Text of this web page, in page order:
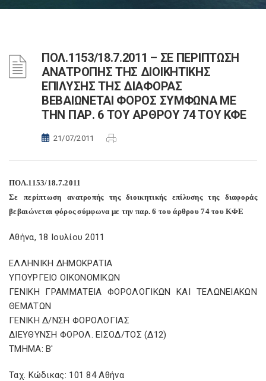
ΠΟΛ.1153/18.7.2011 – ΣΕ ΠΕΡΙΠΤΩΣΗ
ΑΝΑΤΡΟΠΗΣ ΤΗΣ ΔΙΟΙΚΗΤΙΚΗΣ
ΕΠΙΛΥΣΗΣ ΤΗΣ ΔΙΑΦΟΡΑΣ
ΒΕΒΑΙΩΝΕΤΑΙ ΦΟΡΟΣ ΣΥΜΦΩΝΑ ΜΕ
ΤΗΝ ΠΑΡ. 6 ΤΟΥ ΑΡΘΡΟΥ 74 ΤΟΥ ΚΦΕ
21/07/2011
ΠΟΛ.1153/18.7.2011
Σε περίπτωση ανατροπής της διοικητικής επίλυσης της διαφοράς
βεβαιώνεται φόρος σύμφωνα με την παρ. 6 του άρθρου 74 του ΚΦΕ
Αθήνα, 18 Ιουλίου 2011
ΕΛΛΗΝΙΚΗ ΔΗΜΟΚΡΑΤΙΑ
ΥΠΟΥΡΓΕΙΟ ΟΙΚΟΝΟΜΙΚΩΝ
ΓΕΝΙΚΗ ΓΡΑΜΜΑΤΕΙΑ ΦΟΡΟΛΟΓΙΚΩΝ ΚΑΙ ΤΕΛΩΝΕΙΑΚΩΝ
ΘΕΜΑΤΩΝ
ΓΕΝΙΚΗ Δ/ΝΣΗ ΦΟΡΟΛΟΓΙΑΣ
ΔΙΕΥΘΥΝΣΗ ΦΟΡΟΛ. ΕΙΣΟΔ/ΤΟΣ (Δ12)
ΤΜΗΜΑ: Β'
Ταχ. Κώδικας: 101 84 Αθήνα